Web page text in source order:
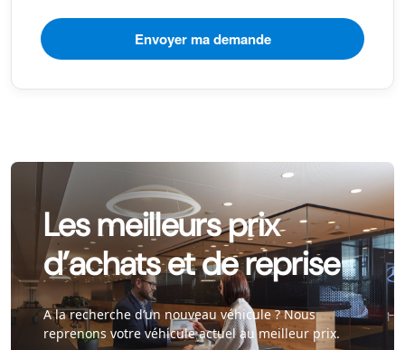
Les meilleurs prix
d’achats et de reprise
A la recherche d’un nouveau véhicule ? Nous
reprenons votre véhicule actuel au meilleur prix.